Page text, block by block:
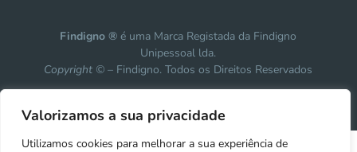
Valorizamos a sua privacidade
Utilizamos cookies para melhorar a sua experiência de
Findigno ® é uma Marca Registada da Findigno
Unipessoal lda.
Copyright © – Findigno. Todos os Direitos Reservados